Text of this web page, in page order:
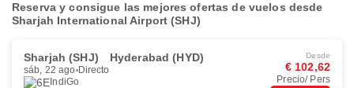
Reserva y consigue las mejores ofertas de vuelos desde
Sharjah International Airport (SHJ)
Sharjah (SHJ) Hyderabad (HYD)
sáb, 22 ago Directo
IndiGo
Desde
€ 102,62
Precio/ Pers